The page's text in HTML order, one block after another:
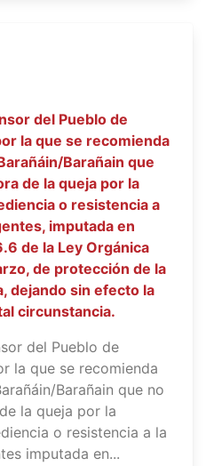
del Pueblo de
la que se recomienda
Barañain que
de la queja por la
o resistencia a
imputada en
de la Ley Orgánica
de protección de la
dejando sin efecto la
circunstancia.
del Pueblo de
la que se recomienda
Barañain que no
la queja por la
o resistencia a la
imputada en...